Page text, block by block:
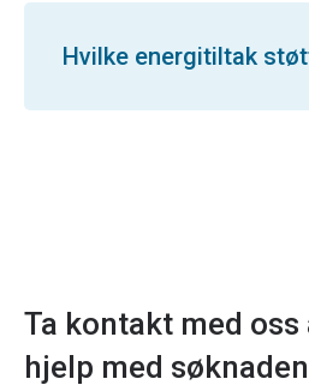
Hvilke energitiltak
Ta kontakt med
hjelp med